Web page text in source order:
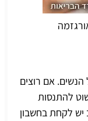
הנשים. אם רוצים
להתנסות
יש לקחת בחשבון